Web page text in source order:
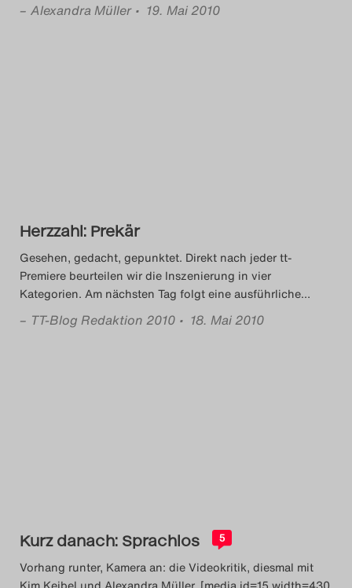
– Alexandra Müller • 19. Mai 2010
Herzzahl: Prekär
Gesehen, gedacht, gepunktet. Direkt nach jeder tt-
Premiere beurteilen wir die Inszenierung in vier
Kategorien. Am nächsten Tag folgt eine ausführliche…
– TT-Blog Redaktion 2010 • 18. Mai 2010
Kurz danach: Sprachlos 5
Vorhang runter, Kamera an: die Videokritik, diesmal mit